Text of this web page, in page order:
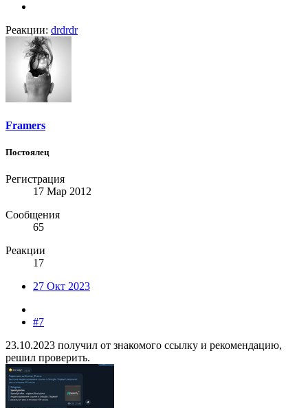
Реакции: drdrdr
Framers
Постоялец
Регистрация
17 Мар 2012
Сообщения
65
Реакции
17
27 Окт 2023
#7
23.10.2023 получил от знакомого ссылку и рекомендацию,
решил проверить.